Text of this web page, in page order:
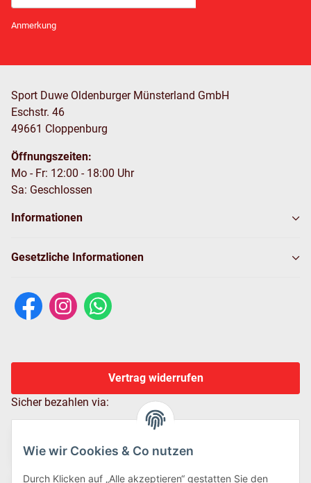
Wie wir Cookies & Co nutzen
Durch Klicken auf „Alle akzeptieren“ gestatten Sie den
Anmerkung
Sport Duwe Oldenburger Münsterland GmbH
Eschstr. 46
49661 Cloppenburg
Öffnungszeiten:
Mo - Fr: 12:00 - 18:00 Uhr
Sa: Geschlossen
Informationen
Gesetzliche Informationen
Vertrag widerrufen
Sicher bezahlen via: